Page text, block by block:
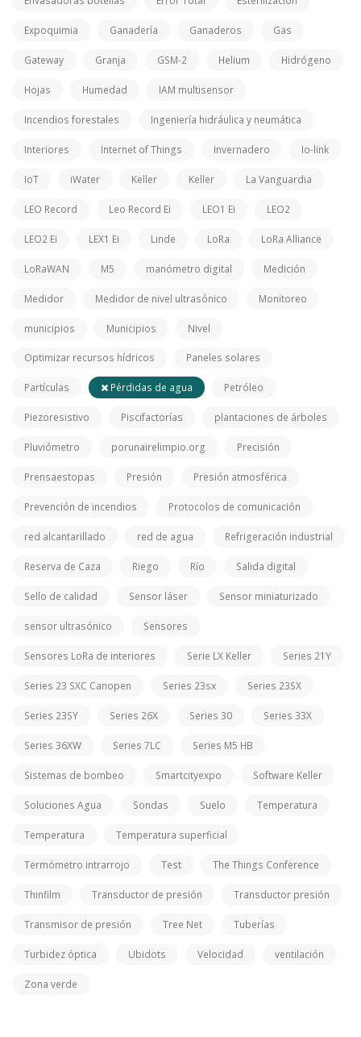
Expoquimia Ganadería Ganaderos Gas
Gateway Granja GSM-2 Helium Hidrógeno
Hojas Humedad IAM multisensor
Incendios forestales Ingeniería hidráulica y neumática
Interiores Internet of Things Invernadero Io-link
IoT iWater Keller Keller La Vanguardia
LEO Record Leo Record Ei LEO1 Ei LEO2
LEO2 Ei LEX1 Ei Linde LoRa LoRa Alliance
LoRaWAN M5 manómetro digital Medición
Medidor Medidor de nivel ultrasónico Monitoreo
municipios Municipios Nivel
Optimizar recursos hídricos Paneles solares
Partículas Pérdidas de agua Petróleo
Piezoresistivo Piscifactorías plantaciones de árboles
Pluviómetro porunairelimpio.org Precisión
Prensaestopas Presión Presión atmosférica
Prevención de incendios Protocolos de comunicación
red alcantarillado red de agua Refrigeración industrial
Reserva de Caza Riego Río Salida digital
Sello de calidad Sensor láser Sensor miniaturizado
sensor ultrasónico Sensores
Sensores LoRa de interiores Serie LX Keller Series 21Y
Series 23 SXC Canopen Series 23sx Series 23SX
Series 23SY Series 26X Series 30 Series 33X
Series 36XW Series 7LC Series M5 HB
Sistemas de bombeo Smartcityexpo Software Keller
Soluciones Agua Sondas Suelo Temperatura
Temperatura Temperatura superficial
Termómetro intrarrojo Test The Things Conference
Thinfilm Transductor de presión Transductor presión
Transmisor de presión Tree Net Tuberías
Turbidez óptica Ubidots Velocidad ventilación
Zona verde